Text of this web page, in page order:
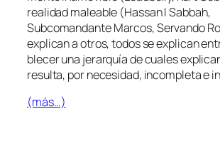
reali­dad ma­lea­ble (Hassan I Sabbah,
Subcomandante Marcos, Servando
ex­pli­can a otros, to­dos se ex­pli­can
ble­cer una je­rar­quía de cua­les
re­sul­ta, por ne­ce­si­dad, in­com­ple­ta e
(más…)